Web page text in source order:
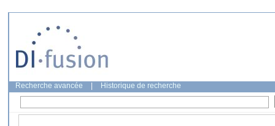
Recherche avancée Historique de recherche